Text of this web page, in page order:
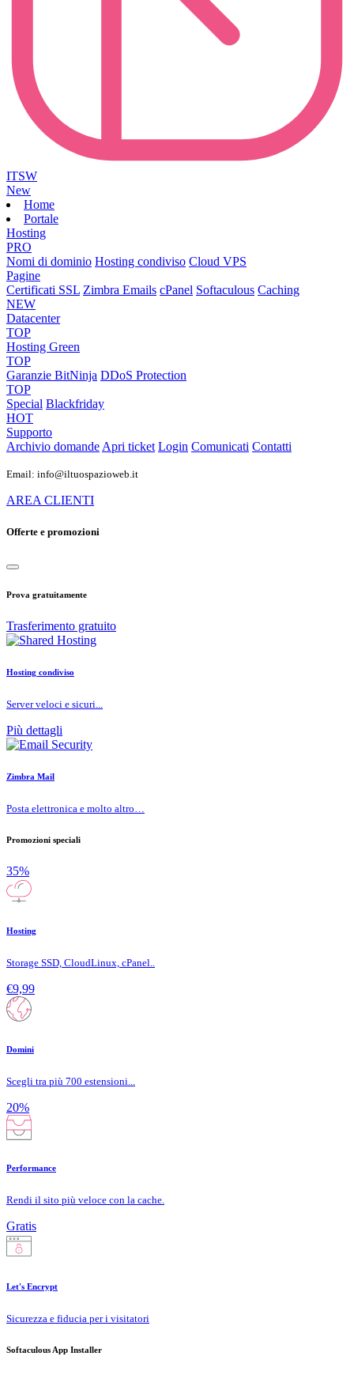
ITSW
New
Home
Portale
Hosting
PRO
Nomi di dominio Hosting condiviso Cloud VPS
Pagine
Certificati SSL Zimbra Emails cPanel Softaculous Caching
NEW
Datacenter
TOP
Hosting Green
TOP
Garanzie BitNinja DDoS Protection
TOP
Special Blackfriday
HOT
Supporto
Archivio domandeApri ticket Login Comunicati Contatti
Email: info@iltuospazioweb.it
AREA CLIENTI
Offerte e promozioni
Prova gratuitamente
Trasferimento gratuito
Hosting condiviso
Server veloci e sicuri...
Più dettagli
Zimbra Mail
Posta elettronica e molto altro…
Promozioni speciali
35%
Hosting
Storage SSD, CloudLinux, cPanel..
€9,99
Domini
Scegli tra più 700 estensioni...
20%
Performance
Rendi il sito più veloce con la cache.
Gratis
Let's Encrypt
Sicurezza e fiducia per i visitatori
Softaculous App Installer